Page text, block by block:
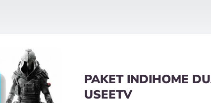
PAKET INDIHOME
USEETV